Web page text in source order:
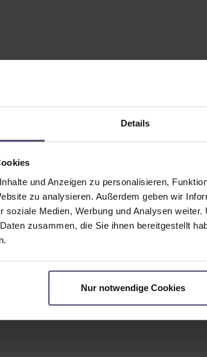
Details
und Anzeigen zu personalisieren,
zu analysieren. Außerdem geben wir
soziale Medien, Werbung und Analysen
zusammen, die Sie ihnen bereitgestellt
Nur notwendige Cookies